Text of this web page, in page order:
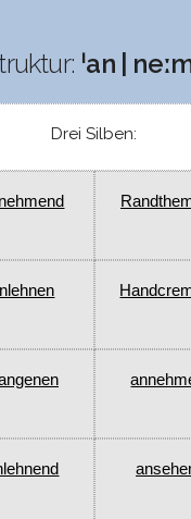
ˈan |
Drei Silben: